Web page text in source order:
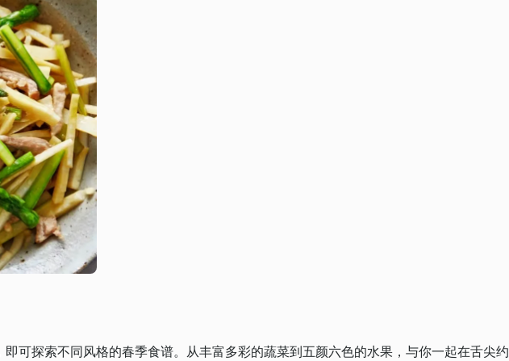
可探索不同风格的春季食谱。从丰富多彩的蔬菜到五颜六色的水果，与你一起在舌尖约